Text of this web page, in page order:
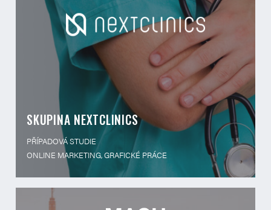
SKUPINA NEXTCLINICS
PŘÍPADOVÁ STUDIE
ONLINE MARKETING, GRAFICKÉ PRÁCE